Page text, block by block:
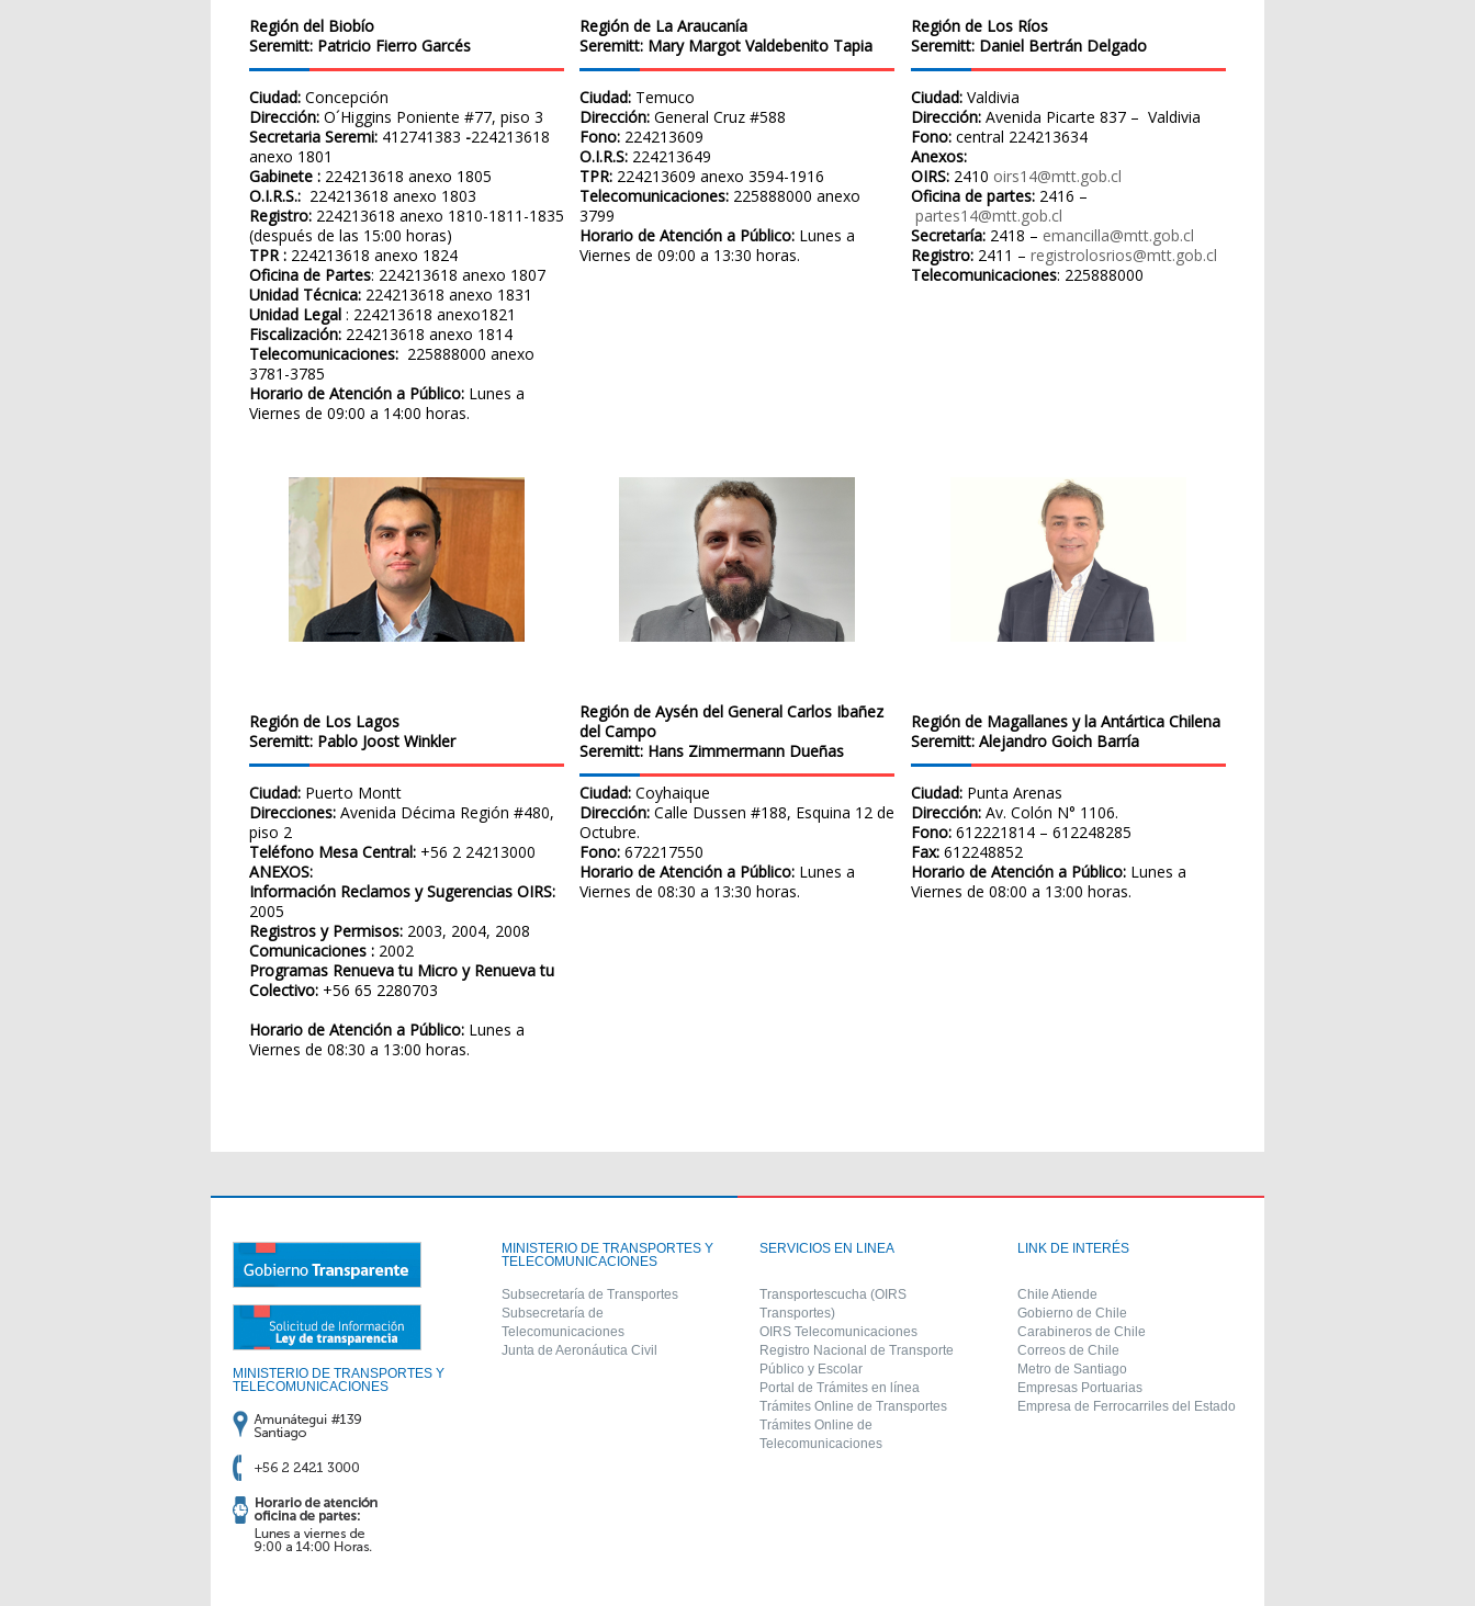
Región del Biobío
Seremitt: Patricio Fierro Garcés
Región de La Araucanía
Seremitt: Mary Margot Valdebenito Tapia
Región de Los Ríos
Seremitt: Daniel Bertrán Delgado
Ciudad: Concepción
Dirección: O´Higgins Poniente #77, piso 3
Secretaria Seremi: 412741383 -224213618
anexo 1801
Gabinete : 224213618 anexo 1805
O.I.R.S.: 224213618 anexo 1803
Registro: 224213618 anexo 1810-1811-1835
(después de las 15:00 horas)
TPR : 224213618 anexo 1824
Oficina de Partes: 224213618 anexo 1807
Unidad Técnica: 224213618 anexo 1831
Unidad Legal : 224213618 anexo1821
Fiscalización: 224213618 anexo 1814
Telecomunicaciones: 225888000 anexo
3781-3785
Horario de Atención a Público: Lunes a
Viernes de 09:00 a 14:00 horas.
Ciudad: Temuco
Dirección: General Cruz #588
Fono: 224213609
O.I.R.S: 224213649
TPR: 224213609 anexo 3594-1916
Telecomunicaciones: 225888000 anexo
3799
Horario de Atención a Público: Lunes a
Viernes de 09:00 a 13:30 horas.
Ciudad: Valdivia
Dirección: Avenida Picarte 837 – Valdivia
Fono: central 224213634
Anexos:
OIRS: 2410 oirs14@mtt.gob.cl
Oficina de partes: 2416 –
partes14@mtt.gob.cl
Secretaría: 2418 – emancilla@mtt.gob.cl
Registro: 2411 – registrolosrios@mtt.gob.cl
Telecomunicaciones: 225888000
Región de Los Lagos
Seremitt: Pablo Joost Winkler
Región de Aysén del General Carlos Ibañez
del Campo
Seremitt: Hans Zimmermann Dueñas
Región de Magallanes y la Antártica Chilena
Seremitt: Alejandro Goich Barría
Ciudad: Puerto Montt
Direcciones: Avenida Décima Región #480,
piso 2
Teléfono Mesa Central: +56 2 24213000
ANEXOS:
Información Reclamos y Sugerencias OIRS:
2005
Registros y Permisos: 2003, 2004, 2008
Comunicaciones : 2002
Programas Renueva tu Micro y Renueva tu
Colectivo: +56 65 2280703
Horario de Atención a Público: Lunes a
Viernes de 08:30 a 13:00 horas.
Ciudad: Coyhaique
Dirección: Calle Dussen #188, Esquina 12 de
Octubre.
Fono: 672217550
Horario de Atención a Público: Lunes a
Viernes de 08:30 a 13:30 horas.
Ciudad: Punta Arenas
Dirección: Av. Colón N° 1106.
Fono: 612221814 – 612248285
Fax: 612248852
Horario de Atención a Público: Lunes a
Viernes de 08:00 a 13:00 horas.
MINISTERIO DE TRANSPORTES Y
TELECOMUNICACIONES
MINISTERIO DE TRANSPORTES Y
TELECOMUNICACIONES
Subsecretaría de Transportes
Subsecretaría de
Telecomunicaciones
Junta de Aeronáutica Civil
SERVICIOS EN LINEA
Transportescucha (OIRS
Transportes)
OIRS Telecomunicaciones
Registro Nacional de Transporte
Público y Escolar
Portal de Trámites en línea
Trámites Online de Transportes
Trámites Online de
Telecomunicaciones
LINK DE INTERÉS
Chile Atiende
Gobierno de Chile
Carabineros de Chile
Correos de Chile
Metro de Santiago
Empresas Portuarias
Empresa de Ferrocarriles del Estado